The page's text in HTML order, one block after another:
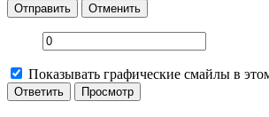
Отправить Отменить
Показывать графические смайлы в